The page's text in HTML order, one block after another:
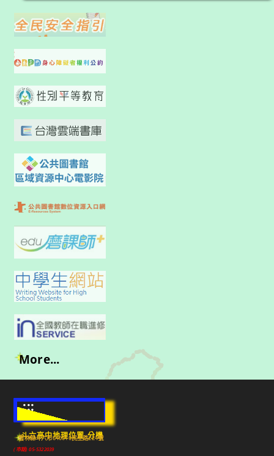
More...
:::
斗六高中地理位置-分機
雲林縣斗六市640010民生路224號
(市話) 05-5322039